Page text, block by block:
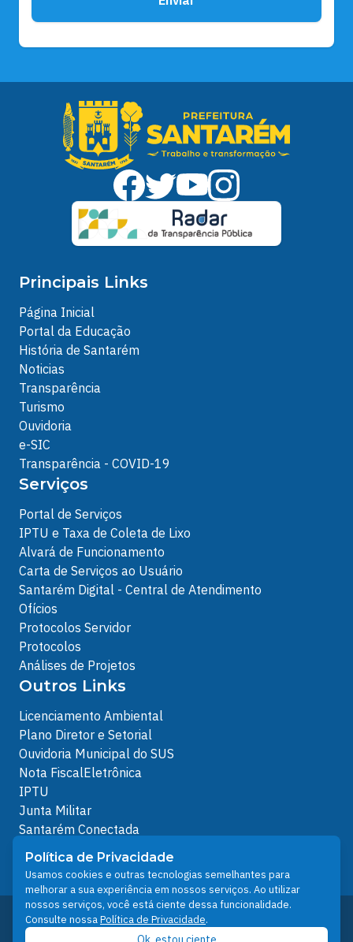
Principais Links
Página Inicial
Portal da Educação
História de Santarém
Noticias
Transparência
Turismo
Ouvidoria
e-SIC
Transparência - COVID-19
Serviços
Portal de Serviços
IPTU e Taxa de Coleta de Lixo
Alvará de Funcionamento
Carta de Serviços ao Usuário
Santarém Digital - Central de Atendimento
Ofícios
Protocolos Servidor
Protocolos
Análises de Projetos
Outros Links
Licenciamento Ambiental
Plano Diretor e Setorial
Ouvidoria Municipal do SUS
Nota FiscalEletrônica
IPTU
Junta Militar
Santarém Conectada
Política de Privacidade
People illustrations by Storyset
Desenvolvido pelo Núcleo Técnico de Gestão de
Tecnologia da Informação - NTI
Política de Privacidade
Usamos cookies e outras tecnologias semelhantes para
melhorar a sua experiência em nossos serviços. Ao utilizar
nossos serviços, você está ciente dessa funcionalidade.
Consulte nossaPolítica de Privacidade.